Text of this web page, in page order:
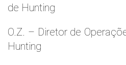
de Hunting
O.Z. – Diretor de
Hunting